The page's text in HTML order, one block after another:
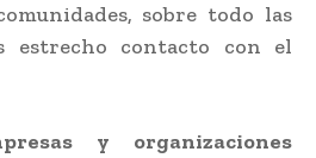
sobre todo las
estrecho contacto con el
y organizaciones